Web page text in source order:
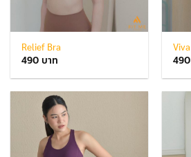
Relief Bra
490 490